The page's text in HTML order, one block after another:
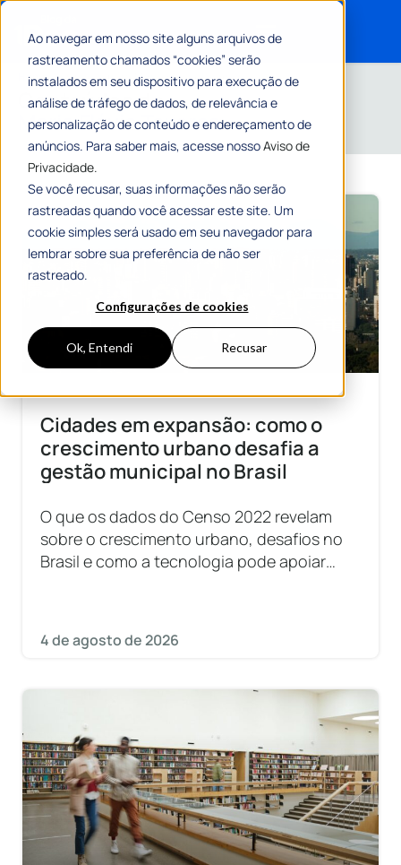
Ao navegar em nosso site alguns arquivos de
rastreamento chamados “cookies” serão
instalados em seu dispositivo para execução de
análise de tráfego de dados, de relevância e
personalização de conteúdo e endereçamento de
anúncios. Para saber mais, acesse nossoAviso de
Privacidade.
Se você recusar, suas informações não serão
rastreadas quando você acessar este site. Um
cookie simples será usado em seu navegador para
lembrar sobre sua preferência de não ser
rastreado.
Configurações de cookies
Ok, Entendi Recusar
Home»Arquivos para Maria Flávia Tavares
Conteúdos de
Maria Flávia Tavares
Cidades em expansão: como o
crescimento urbano desafia a
gestão municipal no Brasil
O que os dados do Censo 2022 revelam
sobre o crescimento urbano, desafios no
Brasil e como a tecnologia pode apoiar
4 de agosto de 2026